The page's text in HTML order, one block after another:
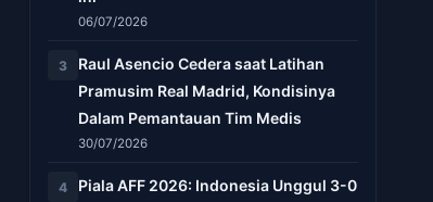
06/07/2026
3
Raul Asencio Cedera saat Latihan
Pramusim Real Madrid, Kondisinya
Dalam Pemantauan Tim Medis
30/07/2026
4
Piala AFF 2026: Indonesia Unggul 3-0